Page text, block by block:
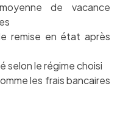
de vacance
remise en état après
selon le régime choisi
les frais bancaires